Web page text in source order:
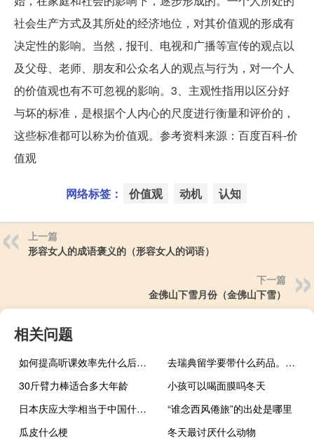
社会生产方式及其所处的经济地位，对其价值观的形成有
决定性的影响。当然，报刊、电视和广播等宣传的观点以
及父母、老师、朋友和公众名人的观点与行为，对一个人
的价值观也有不可忽视的影响。3、主观性指用以区分好
与坏的标准，是根据个人内心的尺度进行衡量和评价的，
这些标准都可以称为价值观。参考资料来源：百度百科-价
值观
网络标签： 价值观 动机 认知
上一篇
形容女人的成语褒义的（形容女人的词语）
下一篇
金佛山下雪月份（金佛山下雪）
相关问题
如何提高听课效率先什么后听课
去瑞典留学要带什么药品。越详细越好
30斤臂力棒适合多大年龄
小孩可以喝面膜吗冬天
日本庆应大学相当于中国什么大学
“谁念西风倦旅”的出处是哪里
瓜皮什么梗
冬天最讨厌什么动物